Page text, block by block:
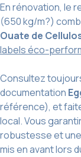
En rénovation, le
(650 kg/m?)
Ouate de
labels éco-
Consultez
documentation
référence), et
local. Vous
robustesse et
mis en avant lors